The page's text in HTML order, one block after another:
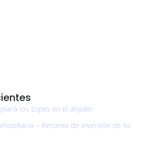
los topes en el alquiler
– Retorno de inversión de tu